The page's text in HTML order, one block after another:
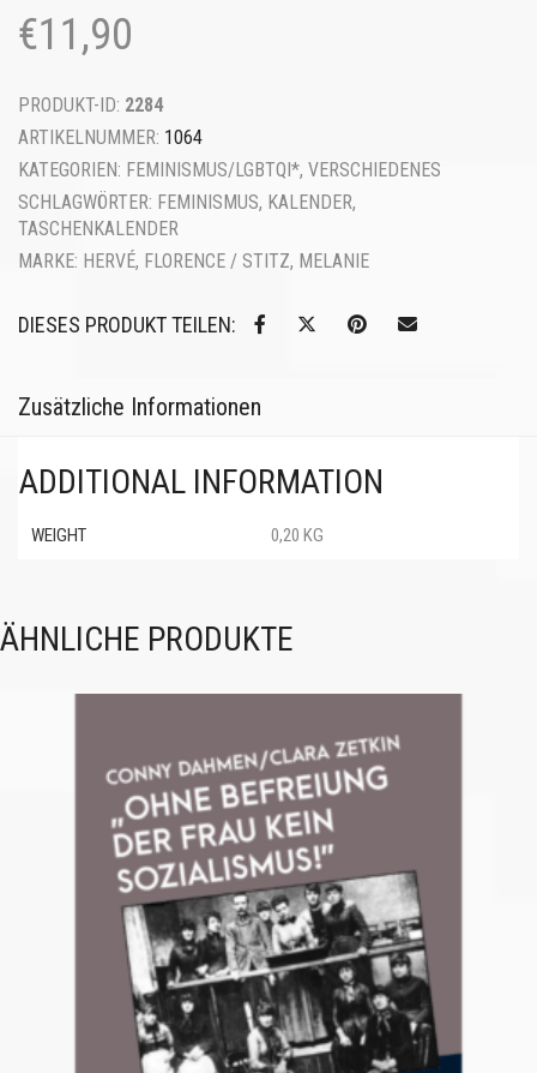
€11,90
PRODUKT-ID: 2284
ARTIKELNUMMER: 1064
KATEGORIEN: FEMINISMUS/LGBTQI*, VERSCHIEDENES
SCHLAGWÖRTER: FEMINISMUS, KALENDER,
TASCHENKALENDER
MARKE: HERVÉ, FLORENCE / STITZ, MELANIE
DIESES PRODUKT TEILEN:
Zusätzliche Informationen
ADDITIONAL INFORMATION
WEIGHT 0,20 KG
ÄHNLICHE PRODUKTE